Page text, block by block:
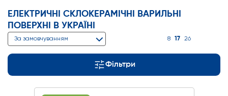
ЕЛЕКТРИЧНІ СКЛОКЕРАМІЧНІ ВАРИЛЬНІ
ПОВЕРХНІ В УКРАЇНІ
За замовчуванням 8 17 26
Фільтри